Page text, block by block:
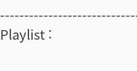
Playlist :